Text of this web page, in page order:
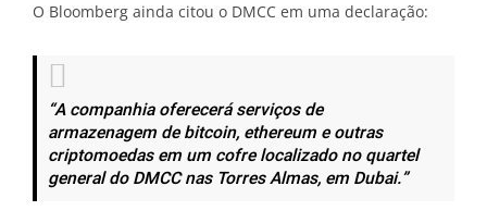
O Bloomberg ainda citou o DMCC em uma declaração:
“A companhia oferecerá serviços de
armazenagem de bitcoin, ethereum e outras
criptomoedas em um cofre localizado no quartel
general do DMCC nas Torres Almas, em Dubai.”